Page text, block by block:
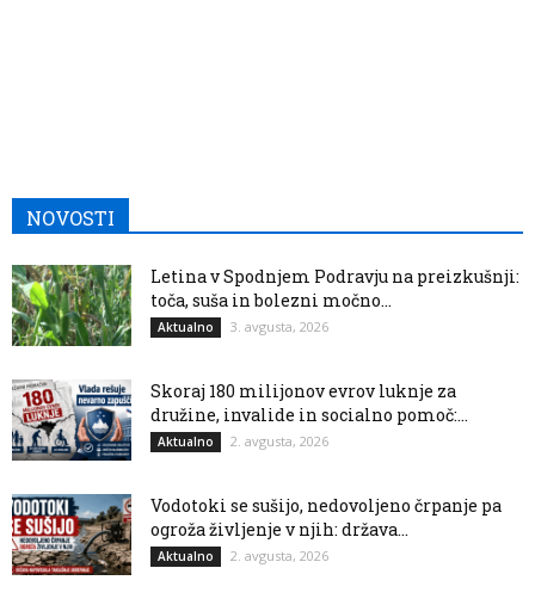
NOVOSTI
Letina v Spodnjem Podravju na preizkušnji:
toča, suša in bolezni močno...
Aktualno 3. avgusta, 2026
Skoraj 180 milijonov evrov luknje za
družine, invalide in socialno pomoč:...
Aktualno 2. avgusta, 2026
Vodotoki se sušijo, nedovoljeno črpanje pa
ogroža življenje v njih: država...
Aktualno 2. avgusta, 2026